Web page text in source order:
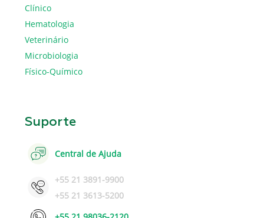
Clínico
Hematologia
Veterinário
Microbiologia
Físico-Químico
Suporte
Central de Ajuda
+55 21 3891-9900
+55 21 3613-5200